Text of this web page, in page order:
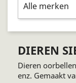
Alle merken
DIEREN
Dieren
enz. Gemaakt